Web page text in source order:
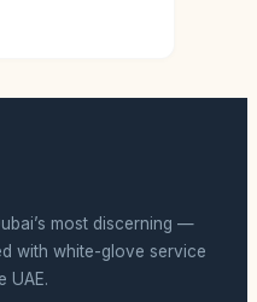
most discerning —
with white-glove service
UAE.